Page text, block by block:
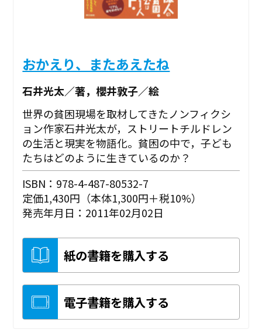
おかえり、またあえたね
石井光太／著，櫻井敦子／絵
世界の貧困現場を取材してきたノンフィクシ
ョン作家石井光太が，ストリートチルドレン
の生活と現実を物語化。貧困の中で，子ども
たちはどのように生きているのか？
ISBN：978-4-487-80532-7
定価1,430円（本体1,300円＋税10%）
発売年月日：2011年02月02日
紙の書籍を購入する
電子書籍を購入する